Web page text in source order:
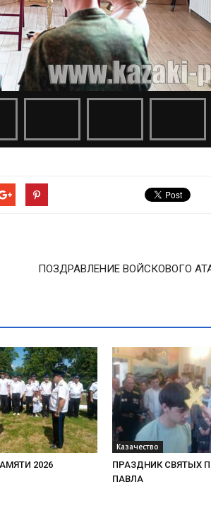
ПОЗДРАВЛЕНИЕ ВОЙСКОВОГО
2026
Казачество
ПРАЗДНИК СВЯТЫХ
ПАВЛА